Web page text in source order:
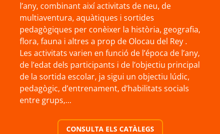
l’any, combinant així activitats de neu, de
multiaventura, aquàtiques i sortides
pedagògiques per conèixer la història, geografia,
flora, fauna i altres a prop de Olocau del Rey .
Les activitats varien en funció de l’época de l’any,
de l’edat dels participants i de l’objectiu principal
de la sortida escolar, ja sigui un objectiu lúdic,
pedagògic, d’entrenament, d’habilitats socials
entre grups,…
CONSULTA ELS CATÀLEGS